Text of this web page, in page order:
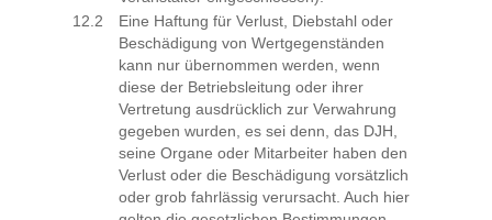
12.2
Eine Haftung für Verlust, Diebstahl oder
Beschädigung von Wertgegenständen
kann nur übernommen werden, wenn
diese der Betriebsleitung oder ihrer
Vertretung ausdrücklich zur Verwahrung
gegeben wurden, es sei denn, das DJH,
seine Organe oder Mitarbeiter haben den
Verlust oder die Beschädigung vorsätzlich
oder grob fahrlässig verursacht. Auch hier